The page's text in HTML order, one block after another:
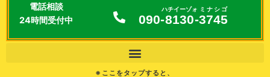
電話相談
24時間受付中
090-8130
ハチイーゾォ
-3745
ミナシゴ
※ここをタップすると、